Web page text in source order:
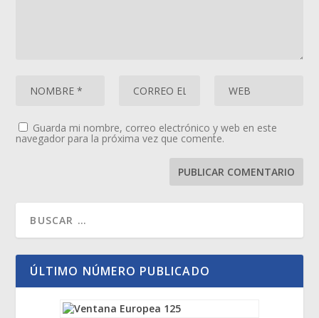
Guarda mi nombre, correo electrónico y web en este
navegador para la próxima vez que comente.
ÚLTIMO NÚMERO PUBLICADO